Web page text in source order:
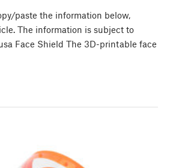
paste the information below,
The information is subject to
Face Shield The 3D-printable face